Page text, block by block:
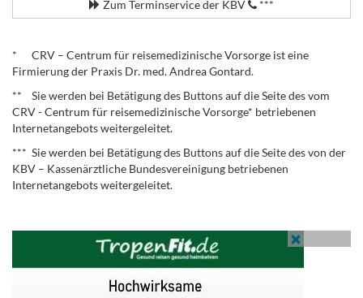
Zum Terminservice der KBV ***
* CRV – Centrum für reisemedizinische Vorsorge ist eine
Firmierung der Praxis Dr. med. Andrea Gontard.
** Sie werden bei Betätigung des Buttons auf die Seite des vom
CRV - Centrum für reisemedizinische Vorsorge* betriebenen
Internetangebots weitergeleitet.
*** Sie werden bei Betätigung des Buttons auf die Seite des von der
KBV – Kassenärztliche Bundesvereinigung betriebenen
Internetangebots weitergeleitet.